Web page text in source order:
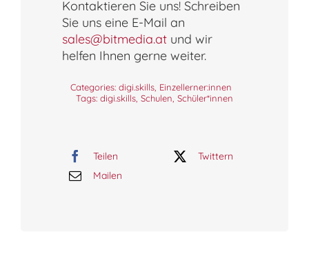
Kontaktieren Sie uns! Schreiben
Sie uns eine E-Mail an
sales@bitmedia.atund wir
helfen Ihnen gerne weiter.
Categories: digi.skills Einzellerner:innen
Tags: digi.skills Schulen Schüler*innen
Teilen
Twittern
Mailen